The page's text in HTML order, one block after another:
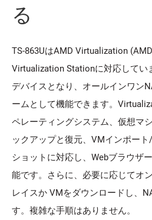
る
TS-863UはAMD Virtualization
Virtualization Stationに対応してい
デバイスとなり、オールインワン
ームとして機能できます。
ペレーティングシステム、仮想マ
ックアップと復元、VMインポー
ショットに対応し、Webブラウザ
能です。さらに、必要に応じてオ
レイスか VMをダウンロードし、
す。複雑な手順はありません。